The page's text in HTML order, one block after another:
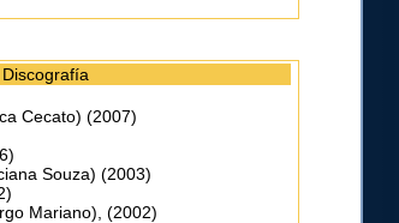
Discografía
Cecato) (2007)
Souza) (2003)
Mariano), (2002)